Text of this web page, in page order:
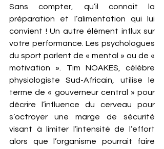
Sans compter, qu’il connait la
préparation et l’alimentation qui lui
convient ! Un autre élément influx sur
votre performance. Les psychologues
du sport parlent de « mental » ou de «
motivation ». Tim NOAKES, célèbre
physiologiste Sud-Africain, utilise le
terme de « gouverneur central » pour
décrire l’influence du cerveau pour
s’octroyer une marge de sécurité
visant à limiter l’intensité de l’effort
alors que l’organisme pourrait faire